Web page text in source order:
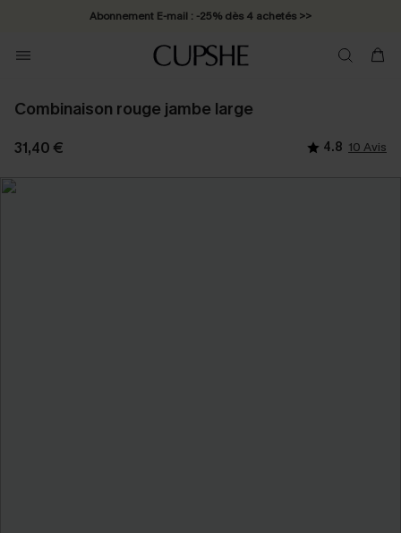
Abonnement E-mail : -25% dès 4 achetés >>
Combinaison rouge jambe large
31,40 € 4.8 10 Avis